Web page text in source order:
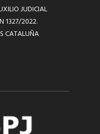
JUDICIAL
1327/2022.
CATALUÑA